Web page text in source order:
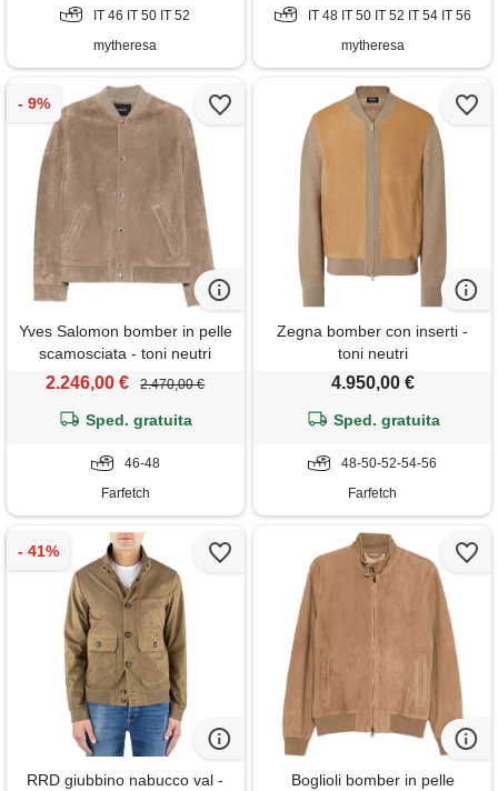
IT 46 IT 50 IT 52
mytheresa
IT 48 IT 50 IT 52 IT 54 IT 56
mytheresa
Yves Salomon bomber in pelle
scamosciata - toni neutri
2.246,00 € 2.470,00 €
Sped. gratuita
46-48
Farfetch
Zegna bomber con inserti -
toni neutri
4.950,00 €
Sped. gratuita
48-50-52-54-56
Farfetch
RRD giubbino nabucco val -
Boglioli bomber in pelle